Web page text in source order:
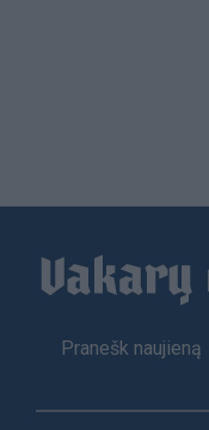
Footer
Pranešk naujieną